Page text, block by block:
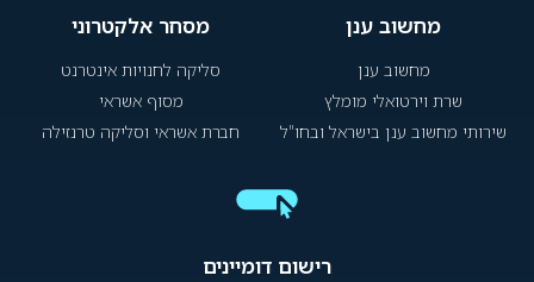
מחשוב ענן
מחשוב ענן
שרת וירטואלי מומלץ
שירותי מחשוב ענן בישראל ובחו"ל
מסחר אלקטרוני
סליקה לחנויות אינטרנט
מסוף אשראי
חברת אשראי וסליקה טרנזילה
רישום דומיינים